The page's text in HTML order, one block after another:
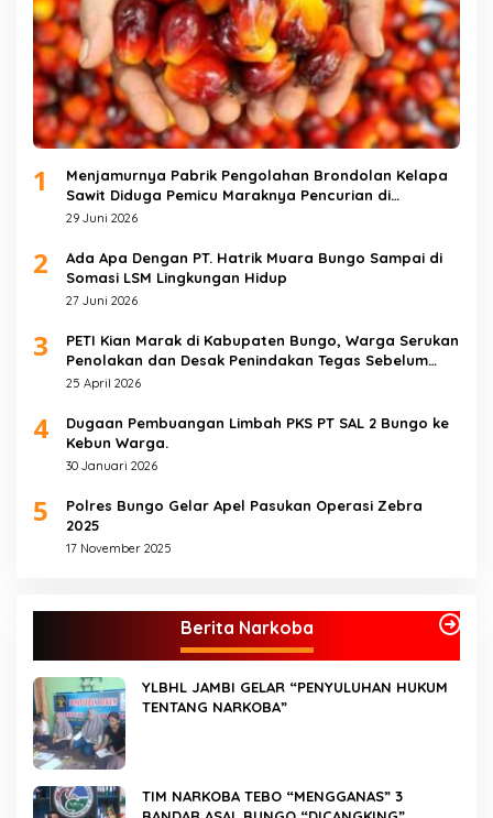
1
Menjamurnya Pabrik Pengolahan Brondolan Kelapa
Sawit Diduga Pemicu Maraknya Pencurian di
Perkebunan Perusahaan Maupun Perorangan
29 Juni 2026
2
Ada Apa Dengan PT. Hatrik Muara Bungo Sampai di
Somasi LSM Lingkungan Hidup
27 Juni 2026
3
PETI Kian Marak di Kabupaten Bungo, Warga Serukan
Penolakan dan Desak Penindakan Tegas Sebelum
Bencana Menelan Korban Tak berdosa.
25 April 2026
4
Dugaan Pembuangan Limbah PKS PT SAL 2 Bungo ke
Kebun Warga.
30 Januari 2026
5
Polres Bungo Gelar Apel Pasukan Operasi Zebra
2025
17 November 2025
Berita Narkoba
YLBHL JAMBI GELAR “PENYULUHAN HUKUM
TENTANG NARKOBA”
TIM NARKOBA TEBO “MENGGANAS” 3